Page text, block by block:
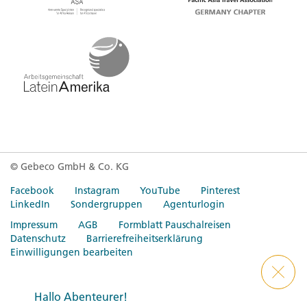
Bis zum abendlichen Kennenlernen sind keine
© Gebeco GmbH & Co. KG
Facebook
Instagram YouTube
Pinterest
LinkedIn
Sondergruppen
Agenturlogin
Impressum
AGB
Formblatt Pauschalreisen
Datenschutz
Barrierefreiheitserklärung
Einwilligungen bearbeiten
Hallo Abenteurer!